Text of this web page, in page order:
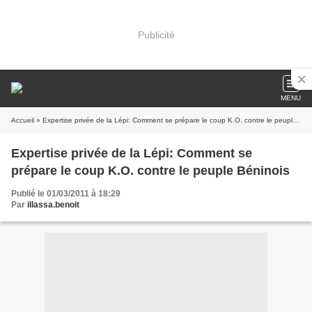
Publicité
MENU
Accueil » Expertise privée de la Lépi: Comment se prépare le coup K.O. contre le peuple Béninois
Expertise privée de la Lépi: Comment se
prépare le coup K.O. contre le peuple Béninois
Publié le 01/03/2011 à 18:29
Par illassa.benoit